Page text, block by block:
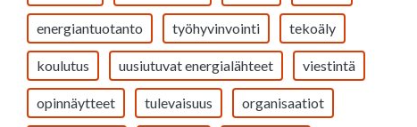
energiantuotanto työhyvinvointi tekoäly
koulutus uusiutuvat energialähteet viestintä
opinnäytteet tulevaisuus organisaatiot